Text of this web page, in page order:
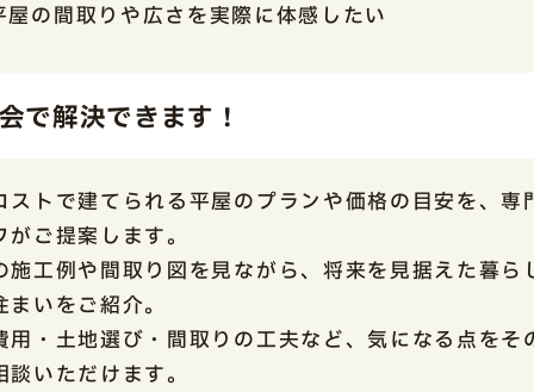
屋の間取りや広さを実際に体感したい
で解決できます！
ストで建てられる平屋のプランや価格の目安を、専
がご提案します。
施工例や間取り図を見ながら、将来を見据えた暮ら
まいをご紹介。
用・土地選び・間取りの工夫など、気になる点をそ
談いただけます。